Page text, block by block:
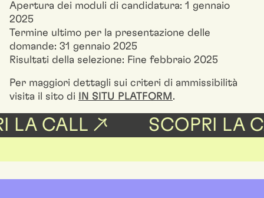
Apertura dei moduli di candidatura: 1 gennaio
2025
Termine ultimo per la presentazione delle
domande: 31 gennaio 2025
Risultati della selezione: Fine febbraio 2025
Per maggiori dettagli sui criteri di ammissibilità
visita il sito di
IN SITU PLATFORM .
LA CALL ↗ SCOPRI LA